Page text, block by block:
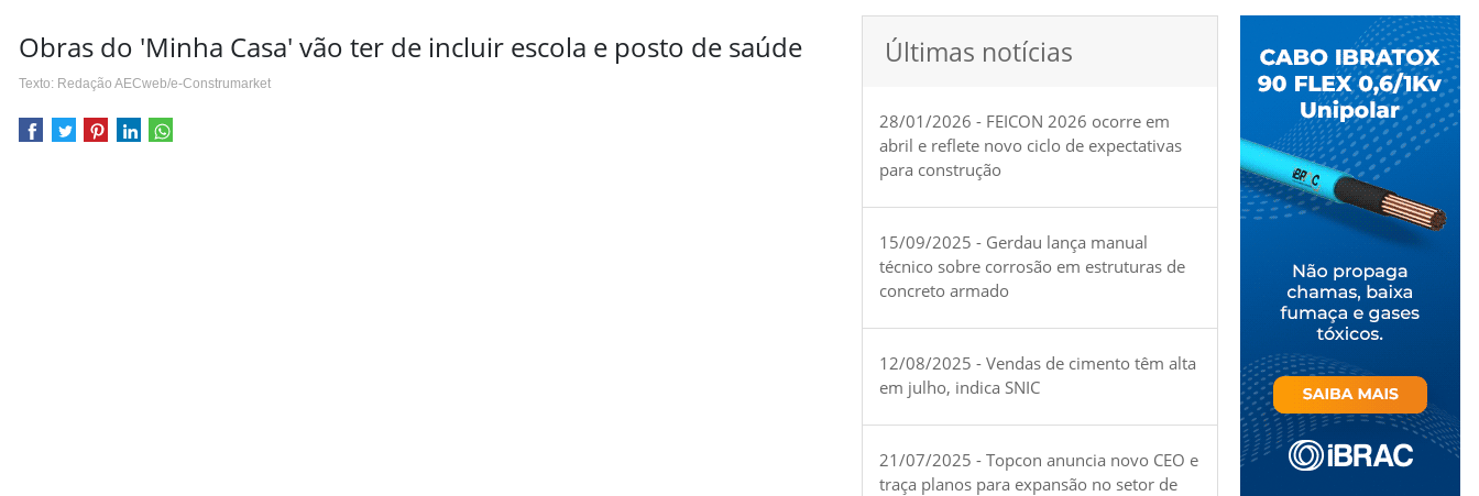
Obras do 'Minha Casa' vão ter de incluir escola e posto de saúde
Texto: Redação AECweb/e-Construmarket
Últimas notícias
28/01/2026 - FEICON 2026 ocorre em
abril e reflete novo ciclo de expectativas
para construção
15/09/2025 - Gerdau lança manual
técnico sobre corrosão em estruturas de
concreto armado
12/08/2025 - Vendas de cimento têm alta
em julho, indica SNIC
21/07/2025 - Topcon anuncia novo CEO e
traça planos para expansão no setor de